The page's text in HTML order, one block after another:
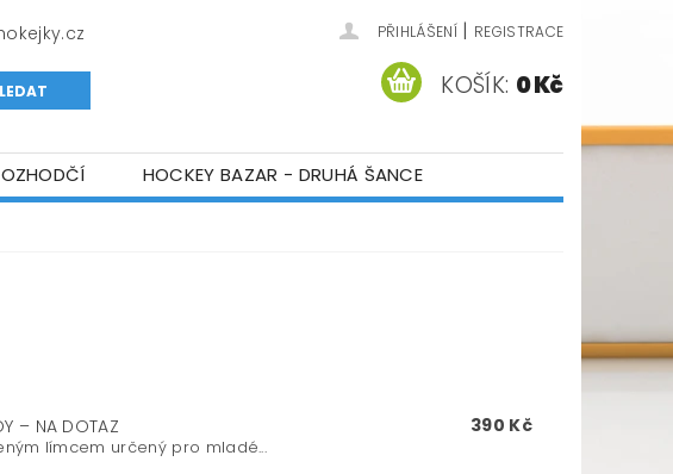
PŘIHLÁŠENÍ | REGISTRACE
KOŠÍK: 0 Kč
HOCKEY BAZAR - DRUHÁ ŠANCE
– NA DOTAZ
límcem určený pro mladé...
390 Kč